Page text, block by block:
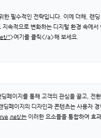
필수적인 전략입니다. 이에 더해, 랜
속적으로 변화하는 디지털 환경 속에
">여기를 클릭</a>해 보세요.
페이지를 통해 고객의 관심을 끌고, 전
페이지의 디자인과 콘텐츠는 사용자
는 이러한 요소들을 통합하여 효